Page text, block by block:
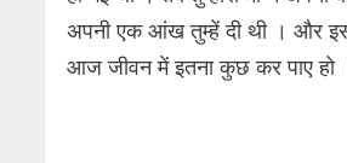
अपनी एक आंख तुम्हें दी थी । और
आज जीवन में इतना कुछ कर पाए हो